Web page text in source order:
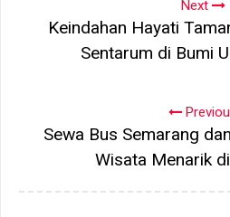
Next
Keindahan Hayati
Sentarum di Bumi
Sewa Bus Semarang
Wisata Menarik